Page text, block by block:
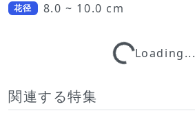
花径 8.0 ~ 10.0 cm
Loading...
Loading...
関連する特集